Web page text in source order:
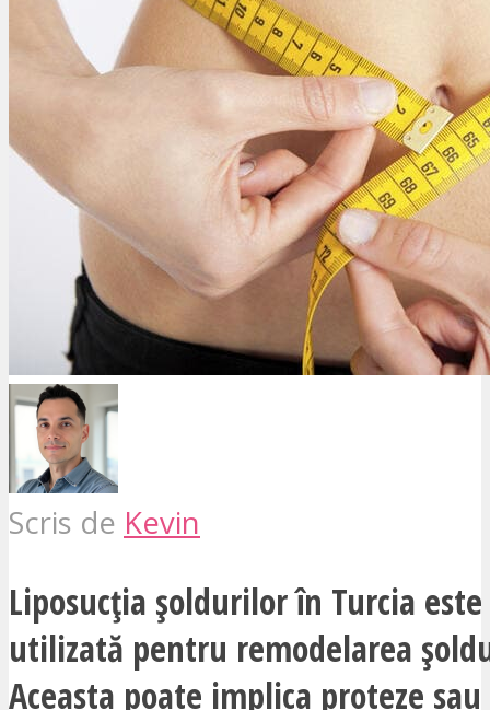
Scris de Kevin
Liposucția șoldurilor în Turcia
utilizată pentru remodelarea
Aceasta poate implica proteze